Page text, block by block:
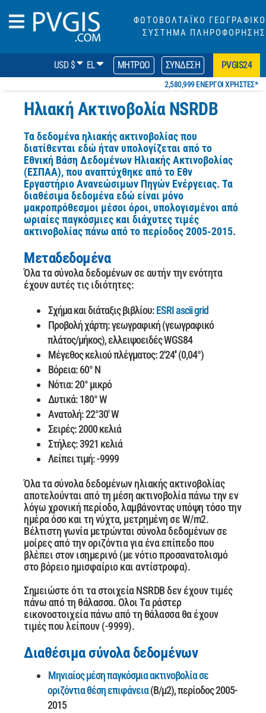
ΦΩΤΟΒΟΛΤΑΪΚΟ ΓΕΩΓΡΑΦΙΚΟ
ΣΥΣΤΗΜΑ ΠΛΗΡΟΦΟΡΗΣΗΣ
USD $ EL ΜΗΤΡΏΟ ΣΎΝΔΕΣΗ PVGIS24
2,580,999 ΕΝΕΡΓΟΊ ΧΡΉΣΤΕΣ*
Ηλιακή Ακτινοβολία NSRDB
Τα δεδομένα ηλιακής ακτινοβολίας που
διατίθενται εδώ ήταν υπολογίζεται από το
Εθνική Βάση Δεδομένων Ηλιακής Ακτινοβολίας
(ΕΣΠΑΑ), που αναπτύχθηκε από το Εθν
Εργαστήριο Ανανεώσιμων Πηγών Ενέργειας. Τα
διαθέσιμα δεδομένα εδώ είναι μόνο
μακροπρόθεσμοι μέσοι όροι, υπολογισμένοι από
ωριαίες παγκόσμιες και διάχυτες τιμές
ακτινοβολίας πάνω από τοπερίοδος 2005-2015.
Μεταδεδομένα
Όλα τα σύνολα δεδομένων σε αυτήν την ενότητα
έχουν αυτές τις ιδιότητες:
Σχήμα και διάταξις βιβλίου:ESRI ascii grid
Προβολή χάρτη: γεωγραφική (γεωγραφικό
πλάτος/μήκος), ελλειψοειδές WGS84
Μέγεθος κελιού πλέγματος: 2'24'' (0,04°)
Βόρεια: 60° Ν
Νότια: 20° μικρό
Δυτικά: 180° W
Ανατολή: 22°30' W
Σειρές: 2000 κελιά
Στήλες: 3921 κελιά
Λείπει τιμή: -9999
Όλα τα σύνολα δεδομένων ηλιακής ακτινοβολίας
αποτελούνται από τη μέση ακτινοβολία πάνω την εν
λόγω χρονική περίοδο, λαμβάνοντας υπόψη τόσο την
ημέρα όσο και τη νύχτα, μετρημένη σε W/m2.
Βέλτιστη γωνίαμετρώνται σύνολα δεδομένων σε
μοίρες από την οριζόντια για ένα επίπεδο που
βλέπει στον ισημερινό (με νότιο προσανατολισμό
στο βόρειο ημισφαίριο και αντίστροφα).
Σημειώστε ότι τα στοιχεία NSRDB δεν έχουν τιμές
πάνω από τη θάλασσα. Ολοι Τα ράστερ
εικονοστοιχεία πάνω από τη θάλασσα θα έχουν
τιμές που λείπουν (-9999).
Διαθέσιμα σύνολα δεδομένων
Μηνιαίος μέση παγκόσμια ακτινοβολία σε
οριζόντια θέση επιφάνεια(Β/μ2), περίοδος 2005-
2015